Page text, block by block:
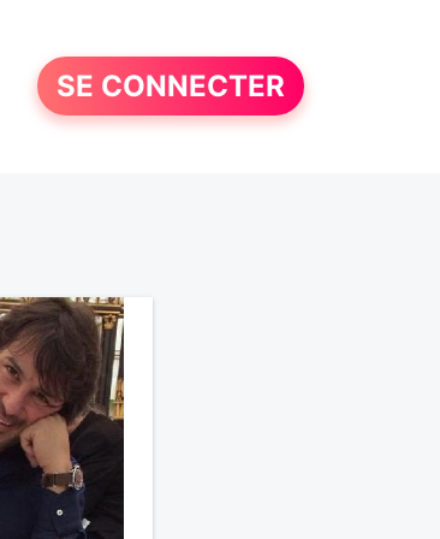
SE CONNECTER